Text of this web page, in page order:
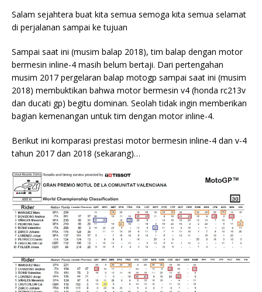
Salam sejahtera buat kita semua semoga kita semua selamat
di perjalanan sampai ke tujuan
Sampai saat ini (musim balap 2018), tim balap dengan motor
bermesin inline-4 masih belum bertaji. Dari pertengahan
musim 2017 pergelaran balap motogp sampai saat ini (musim
2018) membuktikan bahwa motor bermesin v4 (honda rc213v
dan ducati gp) begitu dominan. Seolah tidak ingin memberikan
bagian kemenangan untuk tim dengan motor inline-4.
Berikut ini komparasi prestasi motor bermesin inline-4 dan v-4
tahun 2017 dan 2018 (sekarang)…